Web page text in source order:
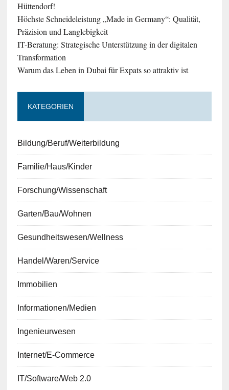
Hüttendorf!
Höchste Schneideleistung „Made in Germany“: Qualität,
Präzision und Langlebigkeit
IT-Beratung: Strategische Unterstützung in der digitalen
Transformation
Warum das Leben in Dubai für Expats so attraktiv ist
KATEGORIEN
Bildung/Beruf/Weiterbildung
Familie/Haus/Kinder
Forschung/Wissenschaft
Garten/Bau/Wohnen
Gesundheitswesen/Wellness
Handel/Waren/Service
Immobilien
Informationen/Medien
Ingenieurwesen
Internet/E-Commerce
IT/Software/Web 2.0